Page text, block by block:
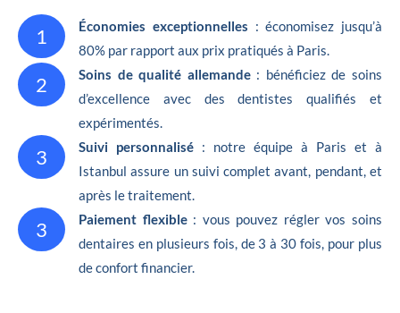
1 Économies exceptionnelles : économisez jusqu’à
80% par rapport aux prix pratiqués à Paris.
2 Soins de qualité allemande: bénéficiez de soins
d’excellence avec des dentistes qualifiés et
expérimentés.
3 Suivi personnalisé : notre équipe à Paris et à
Istanbul assure un suivi complet avant, pendant, et
après le traitement.
3 Paiement flexible: vous pouvez régler vos soins
dentaires en plusieurs fois, de 3 à 30 fois, pour plus
de confort financier.